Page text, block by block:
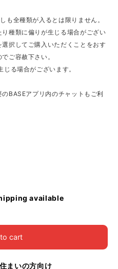
も全種類が入るとは限りません。
種類に偏りが生じる場合がござい
択してご購入いただくことをおす
ご容赦下さい。
る場合がございます。
BASEアプリ内のチャットもご利
available
cart
まいの方向け